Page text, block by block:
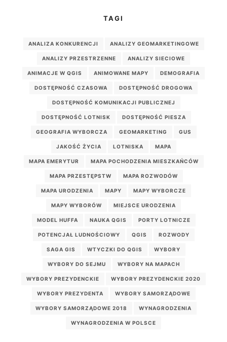
TAGI
ANALIZA KONKURENCJI ANALIZY GEOMARKETINGOWE
ANALIZY PRZESTRZENNE ANALIZY SIECIOWE
ANIMACJE W QGIS ANIMOWANE MAPY DEMOGRAFIA
DOSTĘPNOŚĆ CZASOWA DOSTĘPNOŚĆ DROGOWA
DOSTĘPNOŚĆ KOMUNIKACJI PUBLICZNEJ
DOSTĘPNOŚĆ LOTNISK DOSTĘPNOŚĆ PIESZA
GEOGRAFIA WYBORCZA GEOMARKETING GUS
JAKOŚĆ ŻYCIA LOTNISKA MAPA
MAPA EMERYTUR MAPA POCHODZENIA MIESZKAŃCÓW
MAPA PRZESTĘPSTW MAPA ROZWODÓW
MAPA URODZENIA MAPY MAPY WYBORCZE
MAPY WYBORÓW MIEJSCE URODZENIA
MODEL HUFFA NAUKA QGIS PORTY LOTNICZE
POTENCJAŁ LUDNOŚCIOWY QGIS ROZWODY
SAGA GIS WTYCZKI DO QGIS WYBORY
WYBORY DO SEJMU WYBORY NA MAPACH
WYBORY PREZYDENCKIE WYBORY PREZYDENCKIE 2020
WYBORY PREZYDENTA WYBORY SAMORZĄDOWE
WYBORY SAMORZĄDOWE 2018 WYNAGRODZENIA
WYNAGRODZENIA W POLSCE